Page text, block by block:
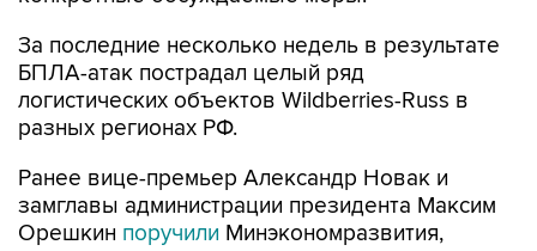
логистических объектов Wildberries-Russ в
разных регионах РФ.
Ранее вице-премьер Александр Новак и
ОрешкинпоручилиМинэкономразвития,
Минфину, ФНС совместно с Центральным
банком и объединениями предпринимателей